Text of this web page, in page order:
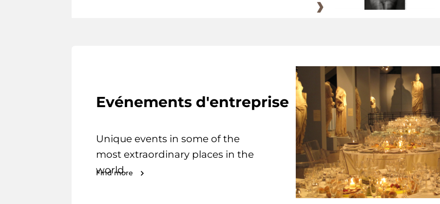
Evénements d'entreprise
Unique events in some of the
most extraordinary places in the
world.
Find more